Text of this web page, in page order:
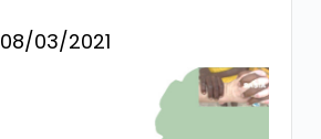
08/03/2021